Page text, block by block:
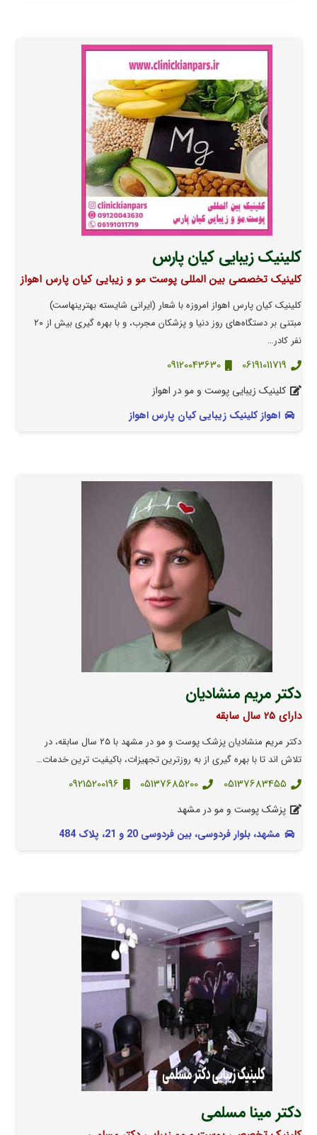
کلینیک زیبایی کیان پارس
کلینیک تخصصی بین المللی پوست مو و زیبایی کیان پارس اهواز
کلینیک کیان پارس اهواز امروزه با شعار (ایرانی شایسته بهترینهاست)
مبتنی بر دستگاه‌های روز دنیا و پزشکان مجرب، و با بهره گیری بیش از ۲۰
نفر کادر…
06191011719
09120043630
کلینیک زیبایی پوست و مو در اهواز
اهواز کلینیک زیبایی کیان پارس اهواز
دکتر مریم منشادیان
دارای 25 سال سابقه
دکتر مریم منشادیان پزشک پوست و مو در مشهد با ۲۵ سال سابقه، در
تلاش اند تا با بهره گیری از به روزترین تجهیزات، باکیفیت ترین خدمات…
05137683455
05137685200
09215200196
پزشک پوست و مو در مشهد
مشهد، بلوار فردوسی، بین فردوسی 20 و 21، پلاک 484
دکتر مینا مسلمی